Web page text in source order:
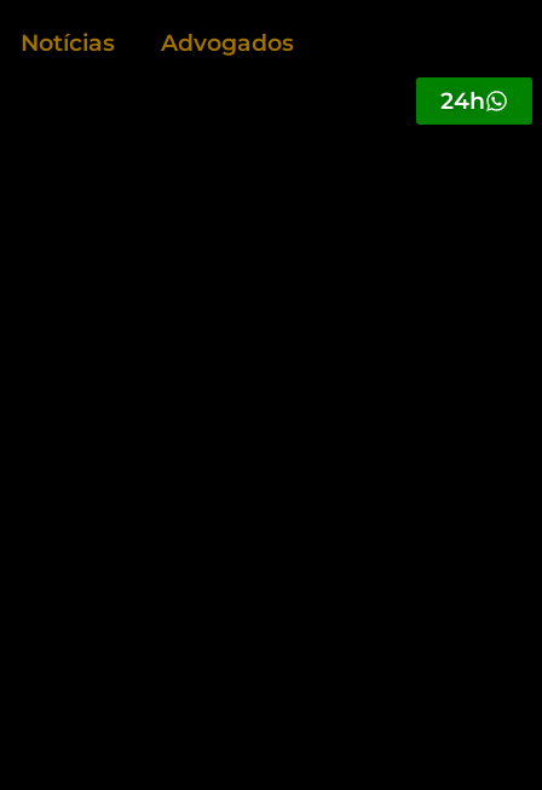
Notícias Advogados
24h